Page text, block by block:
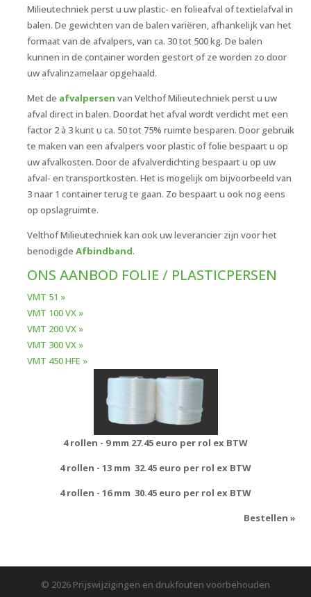
Milieutechniek perst u uw plastic- en folieafval of textielafval in
balen. De gewichten van de balen variëren, afhankelijk van het
formaat van de afvalpers, van ca. 30 tot 500 kg. De balen
kunnen in de container worden gestort of ze worden zo door
uw afvalinzamelaar opgehaald.
Met de afvalpersen van Velthof Milieutechniek perst u uw
afval direct in balen. Doordat het afval wordt verdicht met een
factor 2 à 3 kunt u ca. 50 tot 75% ruimte besparen. Door gebruik
te maken van een afvalpers voor plastic of folie bespaart u op
uw afvalkosten. Door de afvalverdichting bespaart u op uw
afval- en transportkosten. Het is mogelijk om bijvoorbeeld van
3 naar 1 container terug te gaan. Zo bespaart u ook nog eens
op opslagruimte.
Velthof Milieutechniek kan ook uw leverancier zijn voor het
benodigde Afbindband.
ONS AANBOD FOLIE / PLASTICPERSEN
VMT 51 »
VMT 100 VX »
VMT 200 VX »
VMT 300 VX »
VMT 450 HFE »
4 rollen - 9 mm 27.45 euro per rol ex BTW
4 rollen - 13 mm 32.45 euro per rol ex BTW
4 rollen - 16 mm 30.45 euro per rol ex BTW
Bestellen »
© 2026 Prijswijzigingen en drukfouten voorbehouden